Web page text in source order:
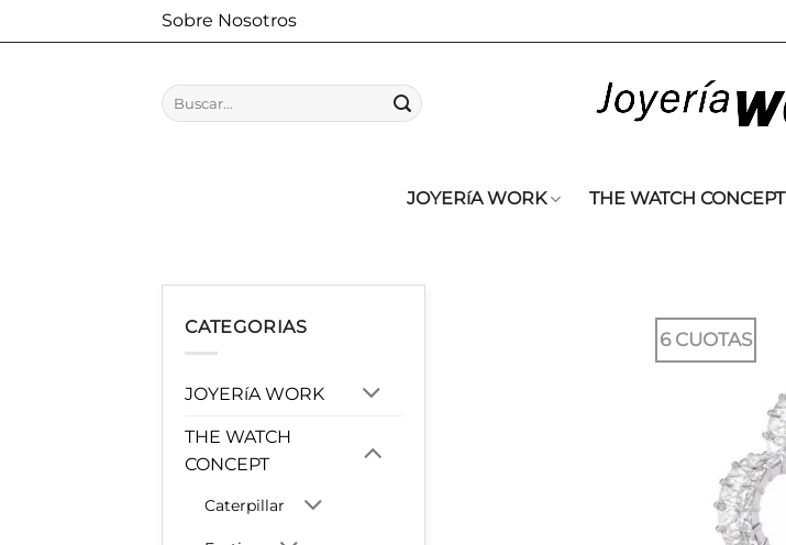
al
Sobre Nosotros
Buscar
por:
JOYERíA WORK THE WATCH CONCEPT
CATEGORIAS
JOYERíA WORK
THE WATCH
CONCEPT
Caterpillar
6 CUOTAS